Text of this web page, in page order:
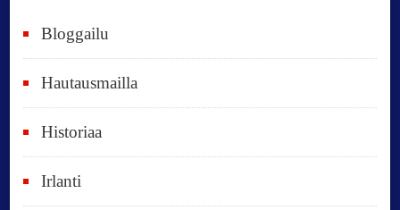
e
v
u
o
Bloggailu
Hautausmailla
Historiaa
Irlanti